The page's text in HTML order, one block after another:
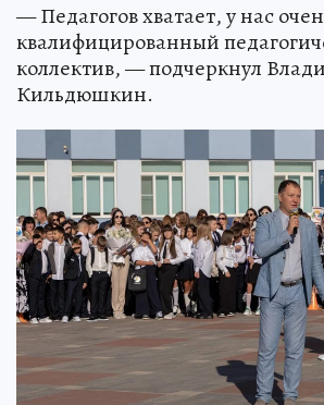
— Педагогов хватает, у нас
квалифицированный
коллектив, — подчеркнул
Кильдюшкин.